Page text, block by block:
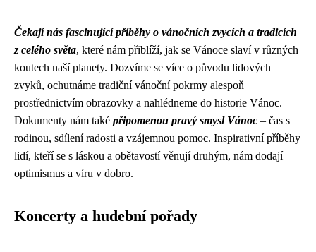
Čekají nás fascinující příběhy o vánočních zvycích a tradicích
z celého světa, které nám přiblíží, jak se Vánoce slaví v různých
koutech naší planety. Dozvíme se více o původu lidových
zvyků, ochutnáme tradiční vánoční pokrmy alespoň
prostřednictvím obrazovky a nahlédneme do historie Vánoc.
Dokumenty nám také připomenou pravý smysl Vánoc – čas s
rodinou, sdílení radosti a vzájemnou pomoc. Inspirativní příběhy
lidí, kteří se s láskou a obětavostí věnují druhým, nám dodají
optimismus a víru v dobro.
Koncerty a hudební pořady